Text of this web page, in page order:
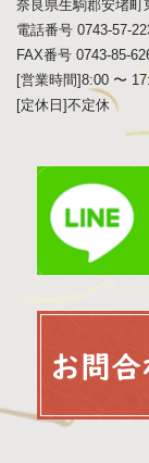
奈良県生駒郡安堵町
電話番号 0743-57-
FAX番号 0743-85-
[営業時間]8:00 〜
[定休日]不定休